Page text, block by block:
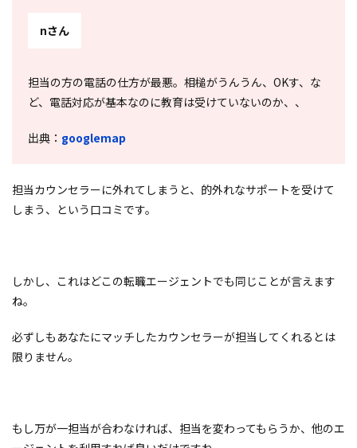
nさん
担当の方の電話の仕方が最悪。相槌がうんうん、OKす、な
ど、電話対応が基本なのに教育は受けていないのか、、
出典： googlemap
担当カウンセラーに外れてしまうと、的外れなサポートを受けて
しまう、という口コミです。
しかし、これはどこの転職エージェントでも同じことが言えます
ね。
必ずしもあなたにマッチしたカウンセラーが担当してくれるとは
限りません。
もし万が一担当が合わなければ、担当を変わってもらうか、他のエ